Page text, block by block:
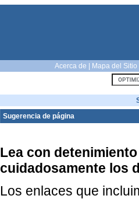
Acerca de Mapa del Sitio
Sugerencia de página
Lea con
cuidadosamente los
Los enlaces que